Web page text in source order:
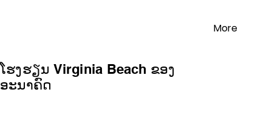
More
ໂຮງຮຽນ Virginia Beach ຂອງ
ອະນາຄົດ